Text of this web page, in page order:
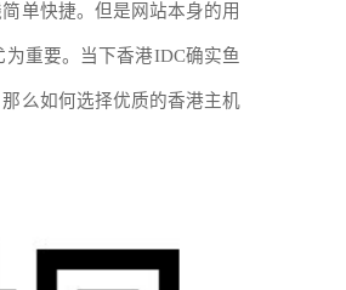
单快捷。但是网站本身的用
重要。当下香港IDC确实鱼
么如何选择优质的香港主机